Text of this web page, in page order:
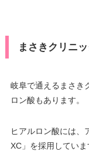
まさきクリニ
岐阜で通えるまさき
ロン酸もあります。
ヒアルロン酸には、
XC」を採用していま